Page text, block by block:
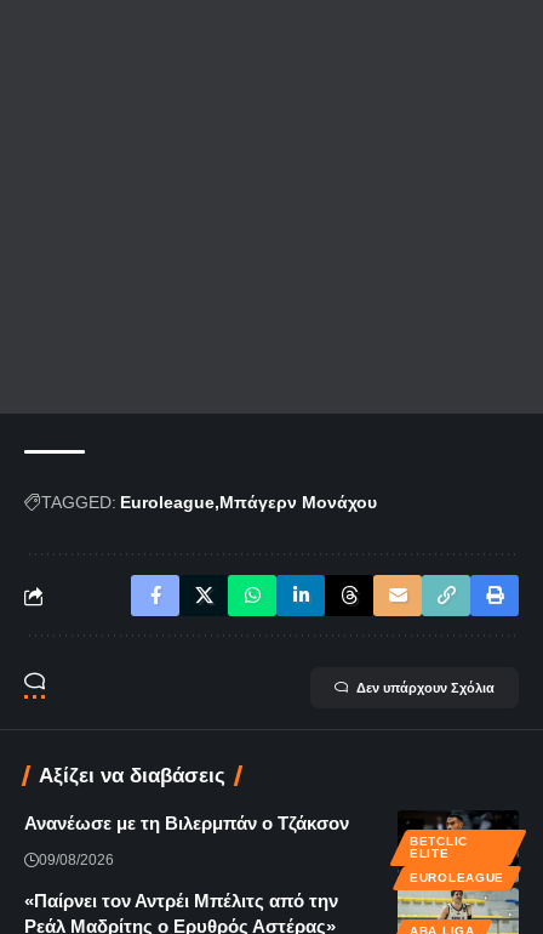
TAGGED: Euroleague Μπάγερν Μονάχου
Δεν υπάρχουν Σχόλια
Αξίζει να διαβάσεις
BETCLIC
ELITE
EUROLEAGUE
Ανανέωσε με τη Βιλερμπάν ο Τζάκσον
09/08/2026
ABA LIGA
«Παίρνει τον Αντρέι Μπέλιτς από την
Ρεάλ Μαδρίτης ο Ερυθρός Αστέρας»